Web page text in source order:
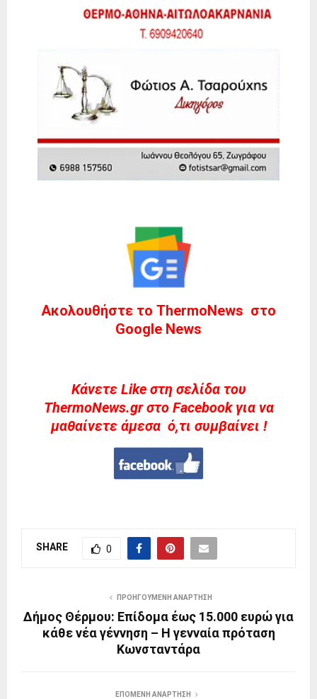
Ακολουθήστε το ThermoNews στο
Google News
Kάνετε Like στη σελίδα του
ThermoNews.gr στο Facebook για να
μαθαίνετε άμεσα ό,τι συμβαίνει !
SHARE 0
ΠΡΟΗΓΟΎΜΕΝΗ ΑΝΆΡΤΗΣΗ
Δήμος Θέρμου: Επίδομα έως 15.000 ευρώ για
κάθε νέα γέννηση – Η γενναία πρόταση
Κωνσταντάρα
ΕΠΌΜΕΝΗ ΑΝΆΡΤΗΣΗ